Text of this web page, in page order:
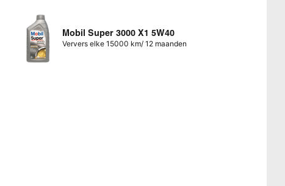
Mobil Super 3000 X1 5W40
Ververs elke 15000 km/ 12 maanden